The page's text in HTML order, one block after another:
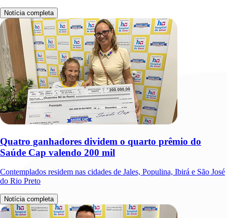
Notícia completa
Quatro ganhadores dividem o quarto prêmio do
Saúde Cap valendo 200 mil
Contemplados residem nas cidades de Jales, Populina, Ibirá e São José
do Rio Preto
Notícia completa